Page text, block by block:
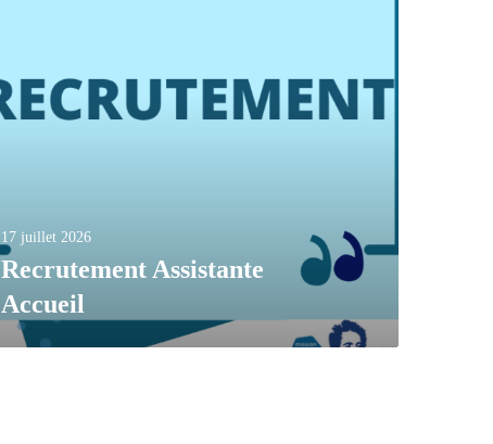
17 juillet 2026
Recrutement Assistante
Accueil